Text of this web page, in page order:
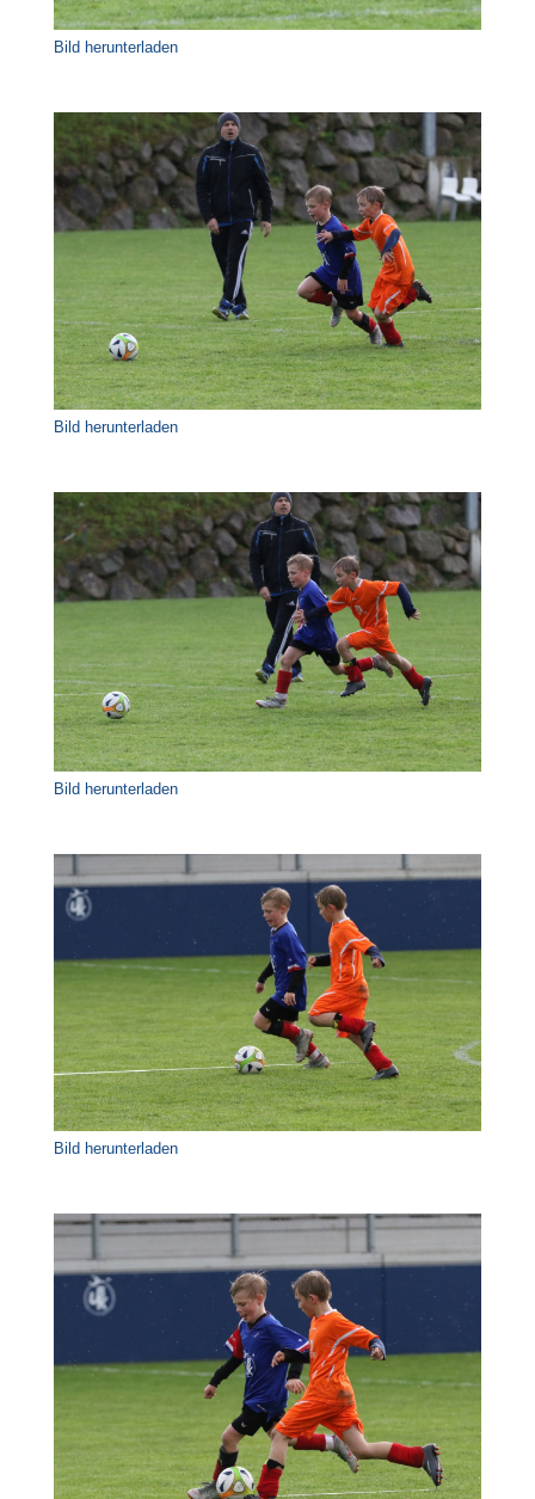
Bild herunterladen
Bild herunterladen
Bild herunterladen
Bild herunterladen